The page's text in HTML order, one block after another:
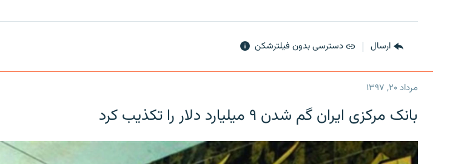
ارسال دسترسی بدون فیلترشکن
مرداد ۲۰, ۱۳۹۷
بانک مرکزی ایران گم شدن ۹ میلیارد دلار را تکذیب کرد